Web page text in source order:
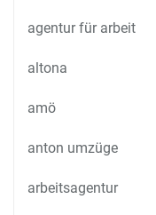
agentur für arbeit
altona
amö
anton umzüge
arbeitsagentur